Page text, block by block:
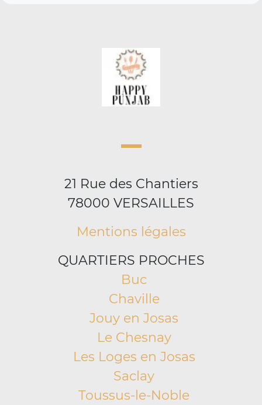
21 Rue des Chantiers
78000 VERSAILLES
Mentions légales
QUARTIERS PROCHES
Buc
Chaville
Jouy en Josas
Le Chesnay
Les Loges en Josas
Saclay
Toussus-le-Noble